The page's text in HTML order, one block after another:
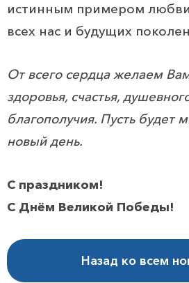
истинным примером
всех нас и будущих
От всего сердца желаем
здоровья, счастья,
благополучия. Пусть
новый день.
С праздником!
С Днём Великой Победы!
Назад ко всем